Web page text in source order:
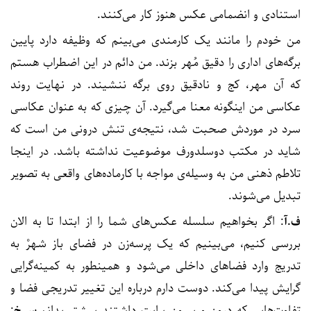
استنادی و انضمامی عکس هنوز کار می‌کنند.
من خودم را مانند یک کارمندی می‌بینم که وظیفه دارد پایین
برگه‌های اداری را دقیق مُهر بزند. من دائم در این اضطراب هستم
که آن مهر، کج و نادقیق روی برگه ننشیند. در نهایت روند
عکاسی من اینگونه معنا می‌گیرد. آن چیزی که به عنوان عکاسی
سرد در موردش صحبت شد، نتیجه‌ی تنش درونی من است که
شاید در مکتب دوسلدورف موضوعیت نداشته باشد. در اینجا
تلاطم ذهنی من به وسیله‌ی مواجه با کارماده‌های واقعی به تصویر
تبدیل می‌شوند.
ف.آ: اگر بخواهیم سلسله عکس‌های شما را از ابتدا تا به الان
بررسی کنیم، می‌بینیم که یک پرسه‌زن در فضای باز شهرْ به
تدریج وارد فضاهای داخلی می‌شود و همینطور به کمینه‌گرایی
گرایش پیدا می‌کند. دوست دارم درباره این تغییر تدریجی فضا و